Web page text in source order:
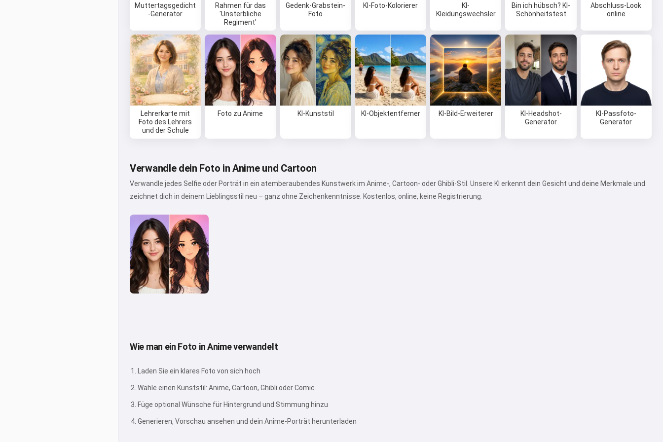
Muttertagsgedicht
-Generator
Rahmen für das
'Unsterbliche
Regiment'
Gedenk-Grabstein-
Foto
KI-Foto-Kolorierer
KI-
Kleidungswechsler
Bin ich hübsch? KI-
Schönheitstest
Abschluss-Look
online
Lehrerkarte mit
Foto des Lehrers
und der Schule
Foto zu Anime KI-Kunststil KI-Objektentferner KI-Bild-Erweiterer
KI-Headshot-
Generator
KI-Passfoto-
Generator
Verwandle dein Foto in Anime und Cartoon
Verwandle jedes Selfie oder Porträt in ein atemberaubendes Kunstwerk im Anime-, Cartoon- oder Ghibli-Stil. Unsere KI erkennt dein Gesicht und deine Merkmale und
zeichnet dich in deinem Lieblingsstil neu – ganz ohne Zeichenkenntnisse. Kostenlos, online, keine Registrierung.
Wie man ein Foto in Anime verwandelt
Laden Sie ein klares Foto von sich hoch
Wähle einen Kunststil: Anime, Cartoon, Ghibli oder Comic
Füge optional Wünsche für Hintergrund und Stimmung hinzu
Generieren, Vorschau ansehen und dein Anime-Porträt herunterladen